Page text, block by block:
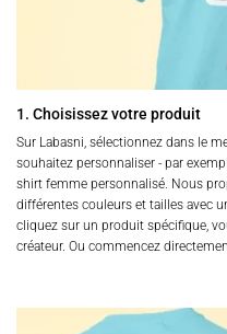
produit
1. Choisissez votre produit
Sur Labasni, sélectionnez dans le
souhaitez personnaliser - par
shirt femme personnalisé. Nous
différentes couleurs et tailles avec
cliquez sur un produit spécifique,
créateur. Ou commencez